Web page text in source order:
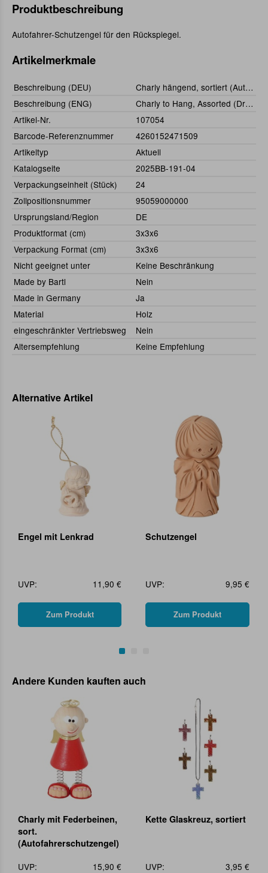
Produktbeschreibung
Autofahrer-Schutzengel für den Rückspiegel.
Artikelmerkmale
Beschreibung (DEU)
Charly hängend, sortiert (Autofahrerschutzengel)
Beschreibung (ENG)
Charly to Hang, Assorted (Driver's Guardian Angel)
Artikel-Nr.
107054
Barcode-Referenznummer
4260152471509
Artikeltyp
Aktuell
Katalogseite
2025BB-191-04
Verpackungseinheit (Stück)
24
Zollpositionsnummer
95059000000
Ursprungsland/Region
DE
Produktformat (cm)
3x3x6
Verpackung Format (cm)
3x3x6
Nicht geeignet unter
Keine Beschränkung
Made by Bartl
Nein
Made in Germany
Ja
Material
Holz
eingeschränkter Vertriebsweg
Nein
Altersempfehlung
Keine Empfehlung
Alternative Artikel
Engel mit Lenkrad
UVP: 11,90 €
Zum Produkt
Schutzengel
UVP: 9,95 €
Zum Produkt
Andere Kunden kauften auch
Charly mit Federbeinen,
sort.
(Autofahrerschutzengel)
UVP:
15,90 €
Kette Glaskreuz, sortiert
UVP: 3,95 €